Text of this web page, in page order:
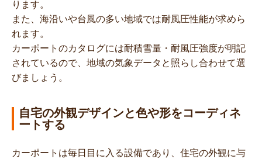
ります。
また、海沿いや台風の多い地域では耐風圧性能が求めら
れます。
カーポートのカタログには耐積雪量・耐風圧強度が明記
されているので、地域の気象データと照らし合わせて選
びましょう。
自宅の外観デザインと色や形をコーディネ
ートする
カーポートは毎日目に入る設備であり、住宅の外観に与